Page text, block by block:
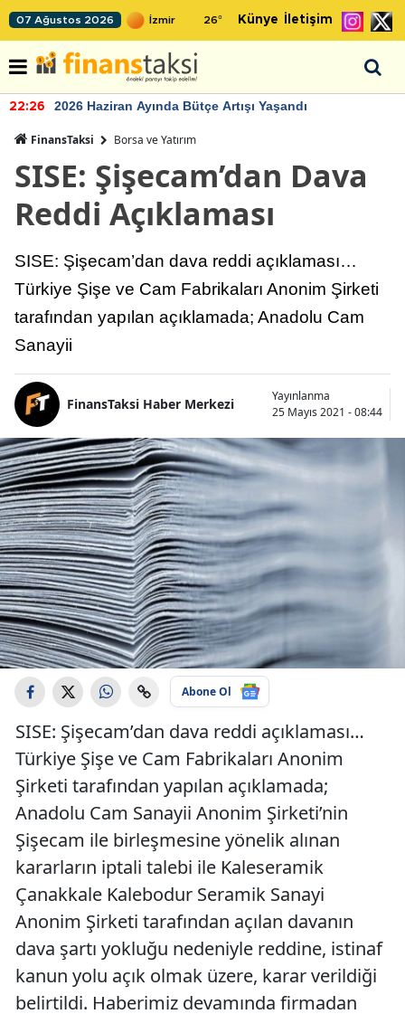
07 Ağustos 2026 26° Künye İletişim
22:26 2026 Haziran Ayında Bütçe Artışı Yaşandı
FinansTaksi Borsa ve Yatırım
SISE: Şişecam’dan Dava
Reddi Açıklaması
SISE: Şişecam’dan dava reddi açıklaması…
Türkiye Şişe ve Cam Fabrikaları Anonim Şirketi
tarafından yapılan açıklamada; Anadolu Cam
Sanayii
FinansTaksi Haber Merkezi
Yayınlanma
25 Mayıs 2021 - 08:44
Abone Ol
SISE: Şişecam’dan dava reddi açıklaması…
Türkiye Şişe ve Cam Fabrikaları Anonim
Şirketi tarafından yapılan açıklamada;
Anadolu Cam Sanayii Anonim Şirketi’nin
Şişecam ile birleşmesine yönelik alınan
kararların iptali talebi ile Kaleseramik
Çanakkale Kalebodur Seramik Sanayi
Anonim Şirketi tarafından açılan davanın
dava şartı yokluğu nedeniyle reddine, istinaf
kanun yolu açık olmak üzere, karar verildiği
belirtildi. Haberimiz devamında firmadan